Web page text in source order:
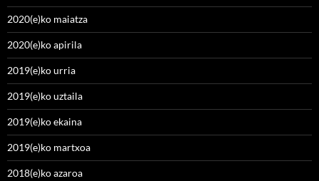
2020(e)ko maiatza
2020(e)ko apirila
2019(e)ko urria
2019(e)ko uztaila
2019(e)ko ekaina
2019(e)ko martxoa
2018(e)ko azaroa